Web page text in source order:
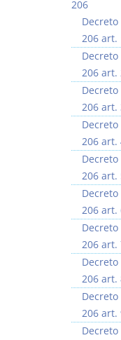
206
206 art.
206 art.
206 art.
206 art.
206 art.
206 art.
206 art.
206 art.
206 art.